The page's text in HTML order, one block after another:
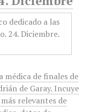
médica de finales de
de Garay. Incuye
relevantes de